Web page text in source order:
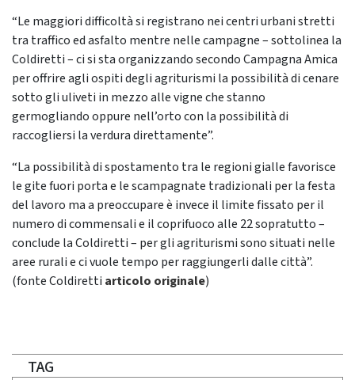
“Le maggiori difficoltà si registrano nei centri urbani stretti
tra traffico ed asfalto mentre nelle campagne – sottolinea la
Coldiretti – ci si sta organizzando secondo Campagna Amica
per offrire agli ospiti degli agriturismi la possibilità di cenare
sotto gli uliveti in mezzo alle vigne che stanno
germogliando oppure nell’orto con la possibilità di
raccogliersi la verdura direttamente”.
“La possibilità di spostamento tra le regioni gialle favorisce
le gite fuori porta e le scampagnate tradizionali per la festa
del lavoro ma a preoccupare è invece il limite fissato per il
numero di commensali e il coprifuoco alle 22 sopratutto –
conclude la Coldiretti – per gli agriturismi sono situati nelle
aree rurali e ci vuole tempo per raggiungerli dalle città”.
(fonte Coldiretti articolo originale)
TAG